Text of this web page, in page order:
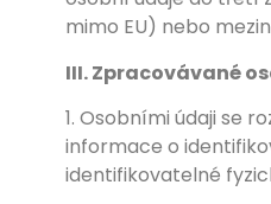
mimo EU) nebo
III. Zpracovávané
1. Osobními údaji se
informace o
identifikovatelné